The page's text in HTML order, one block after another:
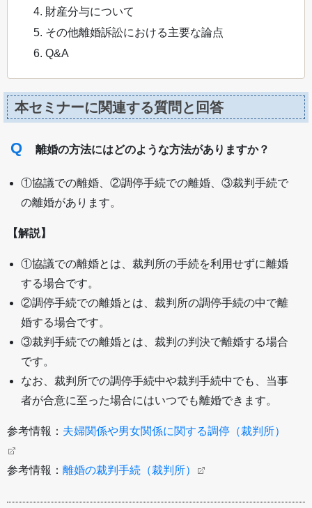
財産分与について
その他離婚訴訟における主要な論点
Q&A
本セミナーに関連する質問と回答
Q 離婚の方法にはどのような方法がありますか？
①協議での離婚、②調停手続での離婚、③裁判手続で
の離婚があります。
【解説】
①協議での離婚とは、裁判所の手続を利用せずに離婚
する場合です。
②調停手続での離婚とは、裁判所の調停手続の中で離
婚する場合です。
③裁判手続での離婚とは、裁判の判決で離婚する場合
です。
なお、裁判所での調停手続中や裁判手続中でも、当事
者が合意に至った場合にはいつでも離婚できます。
参考情報： 夫婦関係や男女関係に関する調停（裁判所）
参考情報： 離婚の裁判手続（裁判所）